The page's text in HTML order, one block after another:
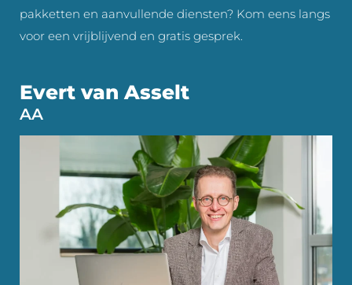
pakketten en aanvullende diensten? Kom eens langs
voor een vrijblijvend en gratis gesprek.
Evert van Asselt
AA